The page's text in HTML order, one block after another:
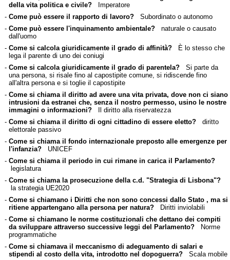
della vita politica e civile?Imperatore
- Come può essere il rapporto di lavoro?Subordinato o autonomo
- Come può essere l'inquinamento ambientale?naturale o causato
dall'uomo
- Come si calcola giuridicamente il grado di affinità?È lo stesso che
lega il parente di uno dei coniugi
- Come si calcola giuridicamente il grado di parentela?Si parte da
una persona, si risale fino al capostipite comune, si ridiscende fino
all'altra persona e si toglie il capostipite
- Come si chiama il diritto ad avere una vita privata, dove non ci siano
intrusioni da estranei che, senza il nostro permesso, usino le nostre
immagini o informazioni?Il diritto alla riservatezza
- Come si chiama il diritto di ogni cittadino di essere eletto?diritto
elettorale passivo
- Come si chiama il fondo internazionale preposto alle emergenze per
l'infanzia?UNICEF
- Come si chiama il periodo in cui rimane in carica il Parlamento?
legislatura
- Come si chiama la prosecuzione della c.d. "Strategia di Lisbona"?
la strategia UE2020
- Come si chiamano i Diritti che non sono concessi dallo Stato , ma si
ritiene appartengano alla persona per natura?Diritti inviolabili
- Come si chiamano le norme costituzionali che dettano dei compiti
da sviluppare attraverso successive leggi del Parlamento?Norme
programmatiche
- Come si chiamava il meccanismo di adeguamento di salari e
stipendi al costo della vita, introdotto nel dopoguerra?Scala mobile